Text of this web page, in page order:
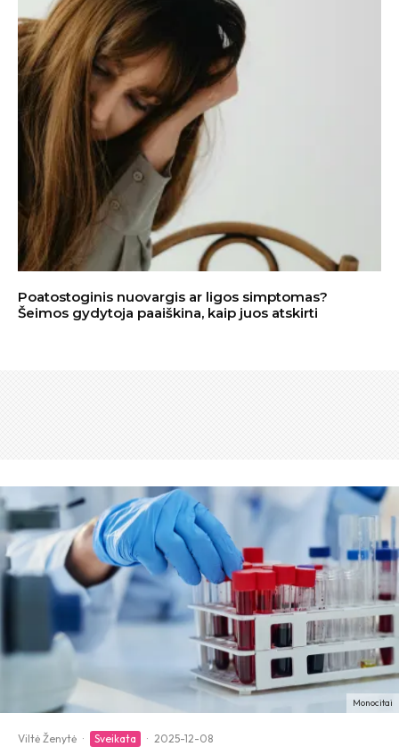
Poatostoginis nuovargis ar ligos simptomas?
Šeimos gydytoja paaiškina, kaip juos atskirti
Monocitai
Viltė Ženytė · Sveikata · 2025-12-08